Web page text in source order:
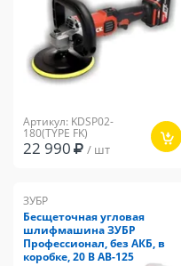
Артикул: KDSP02-
180(TYPE FK)
22 990 / шт
ЗУБР
Бесщеточная угловая
шлифмашина ЗУБР
Профессионал, без АКБ, в
коробке, 20 В AB-125